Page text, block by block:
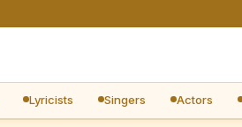
Lyricists Singers Actors